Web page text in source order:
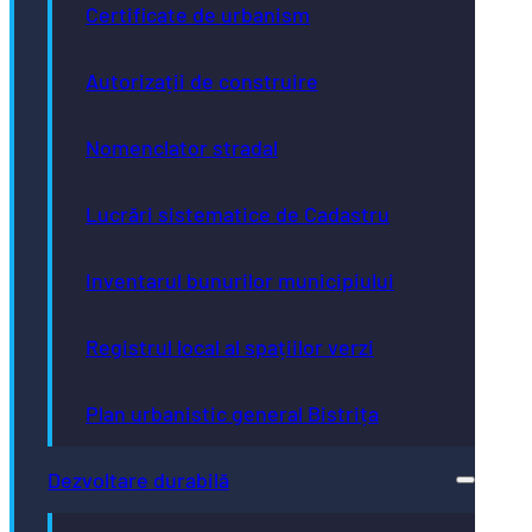
Certificate de urbanism
Autorizații de construire
Nomenclator stradal
Lucrări sistematice de Cadastru
Inventarul bunurilor municipiului
Registrul local al spațiilor verzi
Plan urbanistic general Bistrița
Dezvoltare durabilă